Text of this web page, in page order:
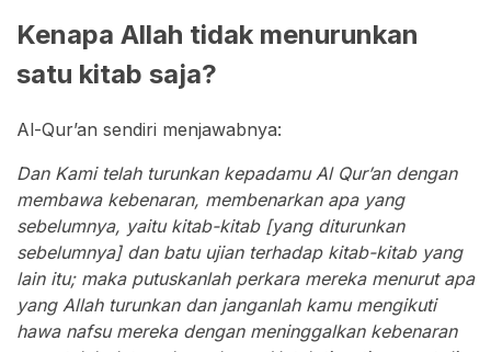
Kenapa Allah tidak menurunkan
satu kitab saja?
Al-Qur’an sendiri menjawabnya:
Dan Kami telah turunkan kepadamu Al Qur’an dengan
membawa kebenaran, membenarkan apa yang
sebelumnya, yaitu kitab-kitab [yang diturunkan
sebelumnya] dan batu ujian terhadap kitab-kitab yang
lain itu; maka putuskanlah perkara mereka menurut apa
yang Allah turunkan dan janganlah kamu mengikuti
hawa nafsu mereka dengan meninggalkan kebenaran